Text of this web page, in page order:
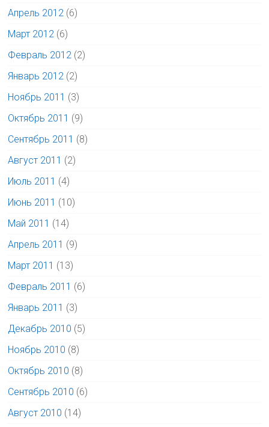
Апрель 2012 (6)
Март 2012 (6)
Февраль 2012 (2)
Январь 2012 (2)
Ноябрь 2011 (3)
Октябрь 2011 (9)
Сентябрь 2011 (8)
Август 2011 (2)
Июль 2011 (4)
Июнь 2011 (10)
Май 2011 (14)
Апрель 2011 (9)
Март 2011 (13)
Февраль 2011 (6)
Январь 2011 (3)
Декабрь 2010 (5)
Ноябрь 2010 (8)
Октябрь 2010 (8)
Сентябрь 2010 (6)
Август 2010 (14)